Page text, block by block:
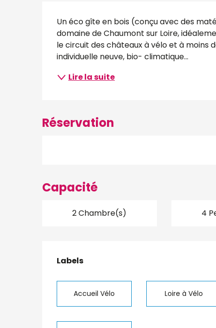
Description
Un éco gîte en bois (conçu avec des
domaine de Chaumont sur Loire,
le circuit des châteaux à vélo et à moins
individuelle neuve, bio- climatique...
Lire la suite
Réservation
Capacité
2 Chambre(s) 4
Offres de
Labels
Labels
Accueil Vélo Loire à Vélo